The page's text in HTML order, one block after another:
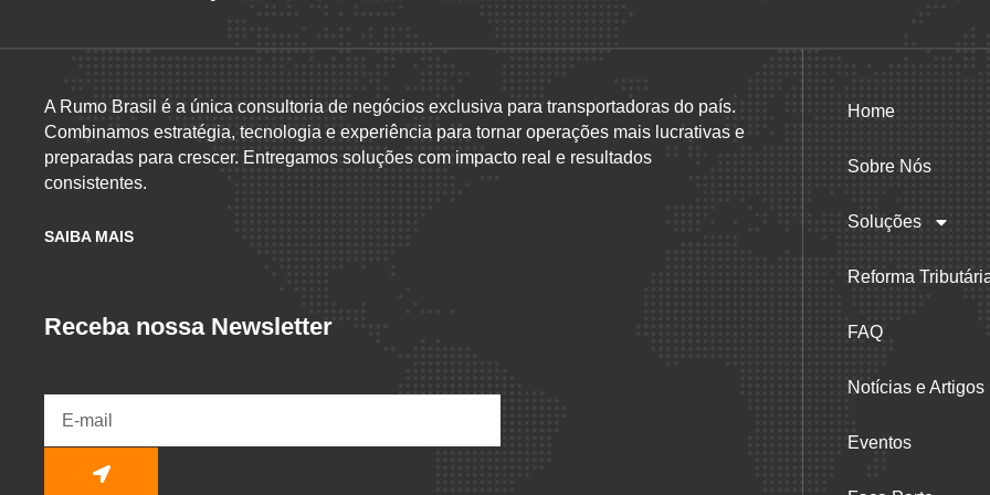
A Rumo Brasil é a única consultoria de negócios exclusiva para transportadoras do país.
Combinamos estratégia, tecnologia e experiência para tornar operações mais lucrativas e
preparadas para crescer. Entregamos soluções com impacto real e resultados
consistentes.
SAIBA MAIS
Receba nossa Newsletter
Home
Sobre Nós
Soluções
Reforma
FAQ
Notícias e Artigos
Eventos